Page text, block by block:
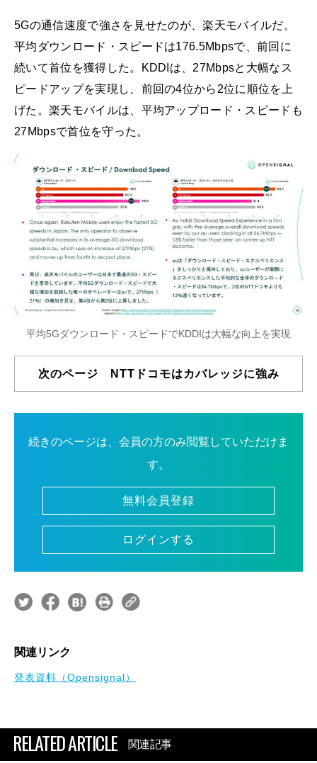
5Gの通信速度で強さを見せたのが、楽天モバイルだ。
平均ダウンロード・スピードは176.5Mbpsで、前回に
続いて首位を獲得した。KDDIは、27Mbpsと大幅なス
ピードアップを実現し、前回の4位から2位に順位を上
げた。楽天モバイルは、平均アップロード・スピードも
27Mbpsで首位を守った。
平均5Gダウンロード・スピードでKDDIは大幅な向上を実現
次のページ NTTドコモはカバレッジに強み
続きのページは、会員の方のみ閲覧していただけま
す。
無料会員登録
ログインする
関連リンク
発表資料（Opensignal）
RELATED ARTICLE 関連記事